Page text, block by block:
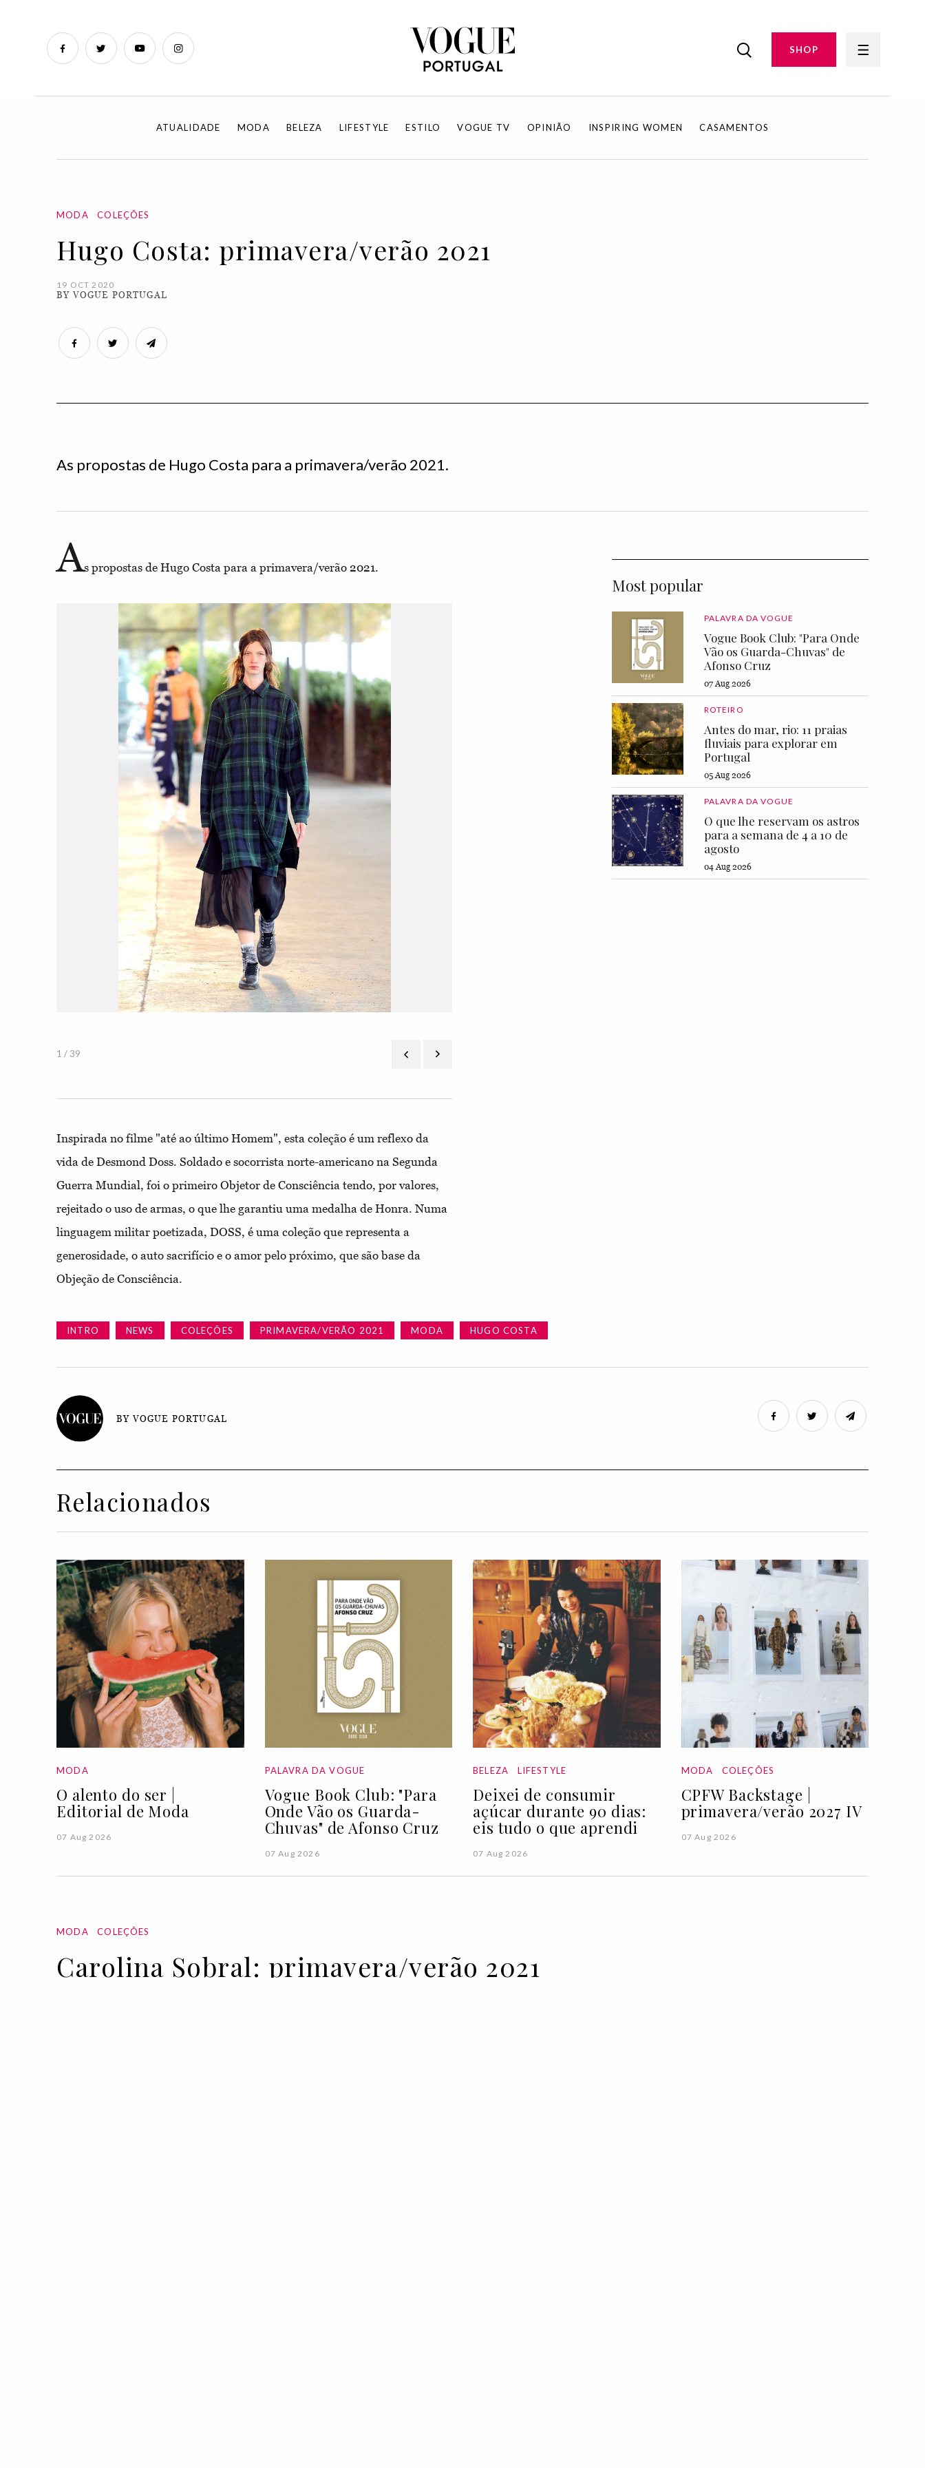
SHOP
ATUALIDADE MODA BELEZA LIFESTYLE ESTILO VOGUE TV OPINIÃO INSPIRING WOMEN CASAMENTOS
MODA COLEÇÕES
Hugo Costa: primavera/verão 2021
19 OCT 2020
BY VOGUE PORTUGAL
As propostas de Hugo Costa para a primavera/verão 2021.
As propostas de Hugo Costa para a primavera/verão 2021.
1 / 39
Inspirada no filme "até ao último Homem", esta coleção é um reflexo da
vida de Desmond Doss. Soldado e socorrista norte-americano na Segunda
Guerra Mundial, foi o primeiro Objetor de Consciência tendo, por valores,
rejeitado o uso de armas, o que lhe garantiu uma medalha de Honra. Numa
linguagem militar poetizada, DOSS, é uma coleção que representa a
generosidade, o auto sacrifício e o amor pelo próximo, que são base da
Objeção de Consciência.
Most popular
PALAVRA DA VOGUE
Vogue Book Club: "Para Onde
Vão os Guarda-Chuvas" de
Afonso Cruz
07 Aug 2026
ROTEIRO
Antes do mar, rio: 11 praias
fluviais para explorar em
Portugal
05 Aug 2026
PALAVRA DA VOGUE
O que lhe reservam os astros
para a semana de 4 a 10 de
agosto
04 Aug 2026
INTRO NEWS COLEÇÕES PRIMAVERA/VERÃO 2021 MODA HUGO COSTA
BY VOGUE PORTUGAL
Relacionados
MODA
O alento do ser |
Editorial de Moda
07 Aug 2026
PALAVRA DA VOGUE
Vogue Book Club: "Para
Onde Vão os Guarda-
Chuvas" de Afonso Cruz
07 Aug 2026
BELEZA LIFESTYLE
Deixei de consumir
açúcar durante 90 dias:
eis tudo o que aprendi
07 Aug 2026
MODA COLEÇÕES
CPFW Backstage |
primavera/verão 2027 IV
07 Aug 2026
MODA COLEÇÕES
Carolina Sobral: primavera/verão 2021